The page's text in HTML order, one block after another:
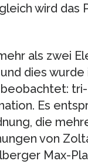
wird das
als zwei
dies
tri-
Es
die
von
Max-